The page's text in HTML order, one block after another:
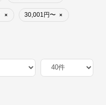
× 30,001円〜 ×